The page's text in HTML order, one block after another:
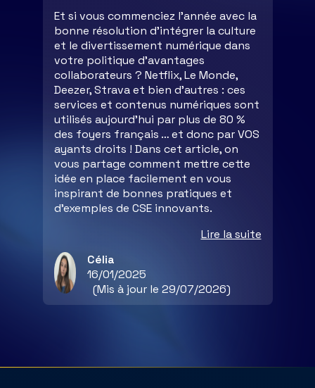
Et si vous commenciez l’année avec la
bonne résolution d’intégrer la culture
et le divertissement numérique dans
votre politique d’avantages
collaborateurs ? Netflix, Le Monde,
Deezer, Strava et bien d’autres : ces
services et contenus numériques sont
utilisés aujourd’hui par plus de 80 %
des foyers français … et donc par VOS
ayants droits ! Dans cet article, on
vous partage comment mettre cette
idée en place facilement en vous
inspirant de bonnes pratiques et
d’exemples de CSE innovants.
Lire la suite
Célia
16/01/2025
(Mis à jour le 29/07/2026)